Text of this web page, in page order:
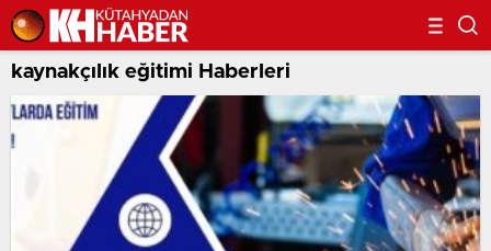
kaynakçılık eğitimi Haberleri